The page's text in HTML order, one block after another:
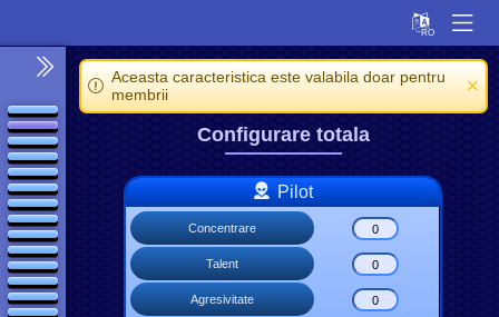
Aceasta caracteristica este valabila doar pentru
membrii
Configurare totala
Pilot
Concentrare
Talent
Agresivitate